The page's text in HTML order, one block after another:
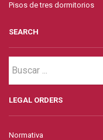
Pisos de tres dormitorios
SEARCH
LEGAL ORDERS
Normativa